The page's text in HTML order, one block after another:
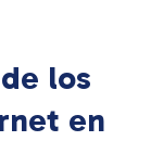
los
en